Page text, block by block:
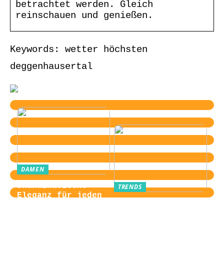
betrachtet werden. Gleich
reinschauen und genießen.
Keywords: wetter höchsten
deggenhausertal
DAMEN
Skandinavische
Eleganz für jeden
TRENDS